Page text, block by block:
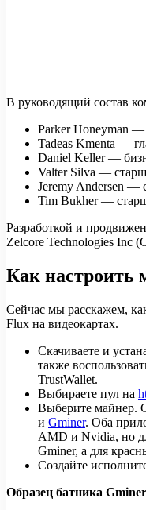
В руководящий состав
Parker Honeyman
Tadeas Kmenta —
Daniel Keller—
Valter Silva —
Jeremy Andersen —
Tim Bukher —
Разработкой и
Zelcore Technologies Inc
Как настроить
Сейчас мы расскажем,
Flux на видеокартах.
Скачиваете и
также
TrustWallet.
Выбираете пул на
Выберите майнер.
и Gminer. Оба
AMD и Nvidia, но
Gminer, а для
Создайте
Образец батника Gminer